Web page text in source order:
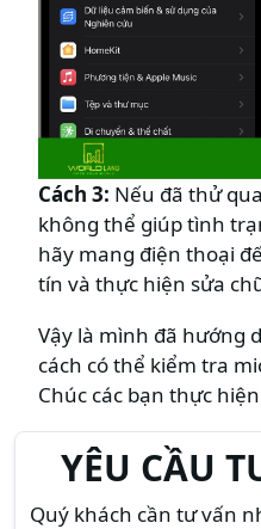
Cách 3: Nếu đã thử
không thể giúp tình
hãy mang điện thoại
tín và thực hiện sửa
Vậy là mình đã hướng
cách có thể kiểm tra
Chúc các bạn thực
YÊU CẦU
Quý khách cần tư vấn